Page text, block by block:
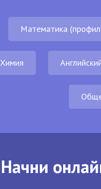
Математика
Химия
Начни